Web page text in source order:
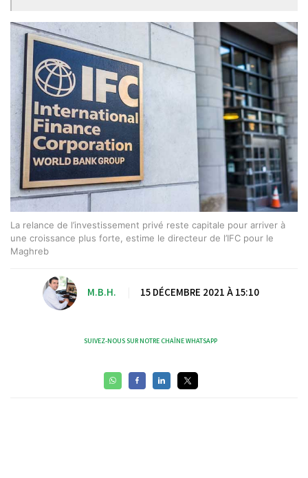
La relance de l’investissement privé reste capitale pour arriver à
une croissance plus forte, estime le directeur de l’IFC pour le
Maghreb
M.B.H. 15 DÉCEMBRE 2021 À 15:10
SUIVEZ-NOUS SUR NOTRE CHAÎNE WHATSAPP